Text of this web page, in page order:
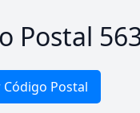
Postal
Postal